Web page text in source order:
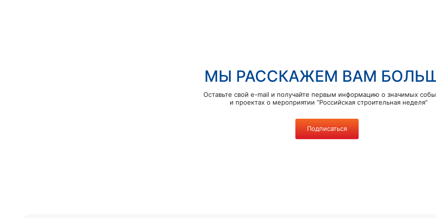
МЫ РАССКАЖЕМ ВАМ
Оставьте свой e-mail и получайте первым информацию о значимых
и проектах о мероприятии “Российская строительная неделя”
Подписаться